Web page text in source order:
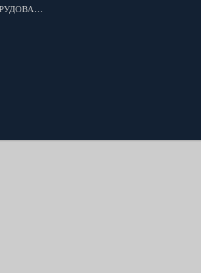
ДОПОЛНИТЕЛЬНОЕ ОБОРУДОВАНИЕ ДЛЯ МОТОБЛОКОВ